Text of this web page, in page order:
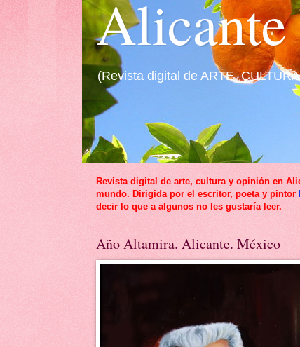
Alicante
(Revista digital de ARTE,
Revista digital de arte, cultura y opinión en
mundo. Dirigida por el escritor, poeta y pintor
decir lo que a algunos no les gustaría leer.
Año Altamira. Alicante. México